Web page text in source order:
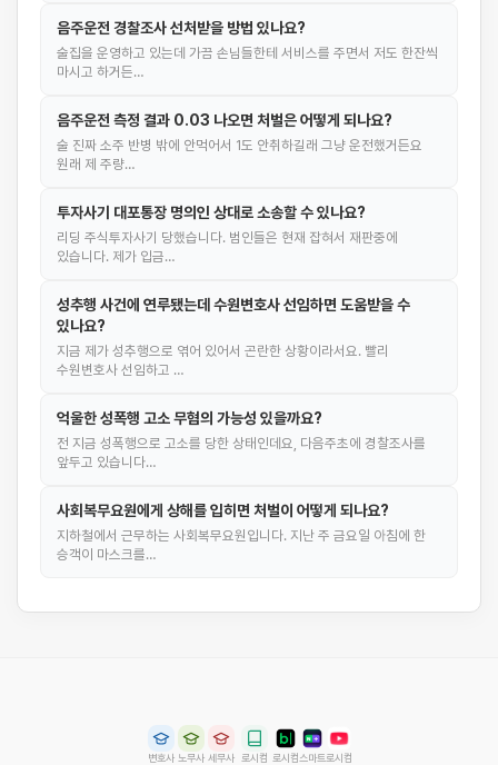
음주운전 경찰조사 선처받을 방법 있나요?
술집을 운영하고 있는데 가끔 손님들한테 서비스를 주면서 저도 한잔씩
마시고 하거든…
음주운전 측정 결과 0.03 나오면 처벌은 어떻게 되나요?
술 진짜 소주 반병 밖에 안먹어서 1도 안취하길래 그냥 운전했거든요
원래 제 주량…
투자사기 대포통장 명의인 상대로 소송할 수 있나요?
리딩 주식투자사기 당했습니다. 범인들은 현재 잡혀서 재판중에
있습니다. 제가 입금…
성추행 사건에 연루됐는데 수원변호사 선임하면 도움받을 수
있나요?
지금 제가 성추행으로 엮어 있어서 곤란한 상황이라서요. 빨리
수원변호사 선임하고 …
억울한 성폭행 고소 무혐의 가능성 있을까요?
전 지금 성폭행으로 고소를 당한 상태인데요, 다음주초에 경찰조사를
앞두고 있습니다…
사회복무요원에게 상해를 입히면 처벌이 어떻게 되나요?
지하철에서 근무하는 사회복무요원입니다. 지난 주 금요일 아침에 한
승객이 마스크를…
변호사 노무사 세무사 로시컴 로시컴스마트로시컴